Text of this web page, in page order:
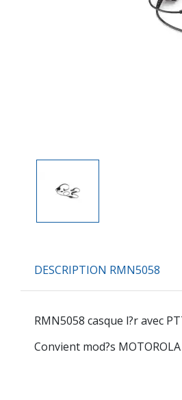
DESCRIPTION RMN5058
RMN5058 casque l?r avec
Convient mod?s